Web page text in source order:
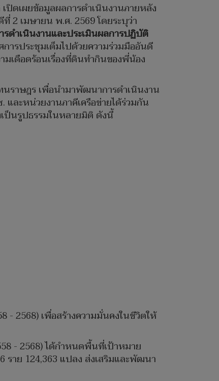
ดเผยข้อมูลผลการดำเนินงานภายหลัง
2 เมษายน พ.ศ. 2569 โดยระบุว่า
รดำเนินงานและประเมินผลการปฏิบัติ
ารประชุมเต็มไปด้วยความร่วมมืออันดี
เดือดร้อนเรื่องที่ดินทำกินของพี่น้อง
ราษฎร เพื่อนำมาพัฒนาการดำเนินงาน
ละหน่วยงานภาคีเครือข่ายได้ร่วมกัน
ป็นรูปธรรมในหลายมิติ ดังนี้
2568) เพื่อสร้างความมั่นคงในชีวิตให้
- 2568) ได้กำหนดพื้นที่เป้าหมาย
ราย 124,363 แปลง ส่งเสริมและพัฒนา